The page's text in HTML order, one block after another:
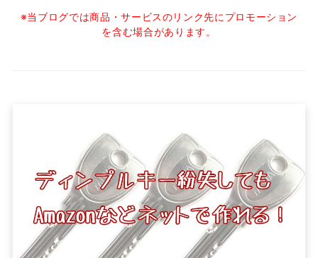
※当ブログでは商品・サービスのリンク先にプロモーション
を含む場合があります。